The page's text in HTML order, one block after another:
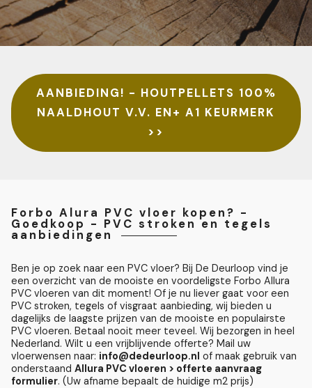
AANBIEDING! - HOUTPELLETS 100%
NAALDHOUT V.V. EN+ A1 KEURMERK
>>
Forbo Alura PVC vloer kopen? -
Goedkoop - PVC stroken en tegels
aanbiedingen
Ben je op zoek naar een PVC vloer? Bij De Deurloop vind je
een overzicht van de mooiste en voordeligste Forbo Allura
PVC vloeren van dit moment! Of je nu liever gaat voor een
PVC stroken, tegels of visgraat aanbieding, wij bieden u
dagelijks de laagste prijzen van de mooiste en populairste
PVC vloeren. Betaal nooit meer teveel. Wij bezorgen in heel
Nederland. Wilt u een vrijblijvende offerte? Mail uw
vloerwensen naar: info@dedeurloop.nl of maak gebruik van
onderstaand Allura PVC vloeren > offerte aanvraag
formulier. (Uw afname bepaalt de huidige m2 prijs)